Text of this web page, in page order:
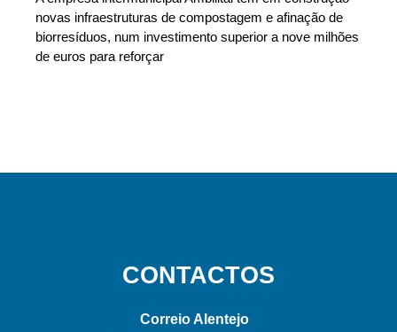
novas infraestruturas de compostagem e afinação de
biorresíduos, num investimento superior a nove milhões
de euros para reforçar
CONTACTOS
Correio Alentejo